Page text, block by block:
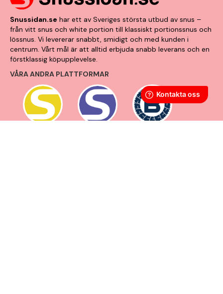
Snussidan.se har ett av Sveriges största utbud av snus –
från vitt snus och white portion till klassiskt portionssnus och
lössnus. Vi levererar snabbt, smidigt och med kunden i
centrum. Vårt mål är att alltid erbjuda snabb leverans och en
förstklassig köpupplevelse.
VÅRA ANDRA PLATTFORMAR